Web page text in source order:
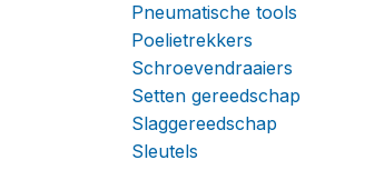
Pneumatische tools
Poelietrekkers
Schroevendraaiers
Setten gereedschap
Slaggereedschap
Sleutels